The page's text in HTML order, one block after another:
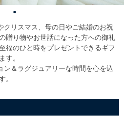
クリスマス、母の日やご結婚のお祝
贈り物やお世話になった方への御礼
福のひと時をプレゼントできるギフ
す。
ン＆ラグジュアリーな時間を心を込
。